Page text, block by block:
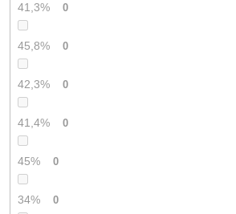
41,3% 0
45,8% 0
42,3% 0
41,4% 0
45% 0
34% 0